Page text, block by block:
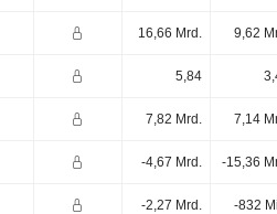
16,66 Mrd. 9,62
5,84
7,82 Mrd. 7,14
-4,67 Mrd. -15,36
-2,27 Mrd. -832